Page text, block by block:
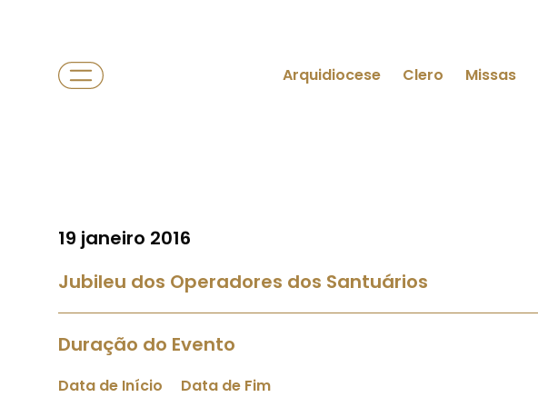
Arquidiocese Clero Missas
19 janeiro 2016
Jubileu dos Operadores dos Santuários
Duração do Evento
Data de Início Data de Fim